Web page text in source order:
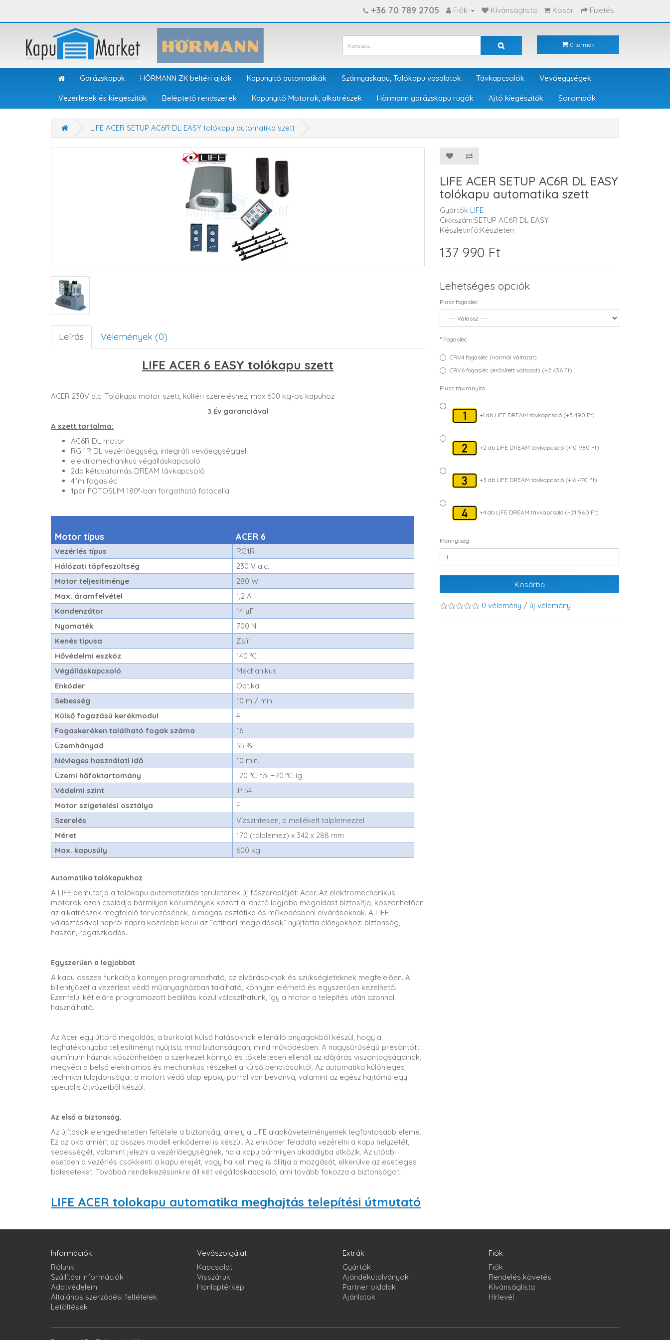
+36 70 789 2705 Fiók Kívánságlista Kosár Fizetés
0 termék
Garázskapuk HÖRMANN ZK beltéri ajtók Kapunyitó automatikák Szárnyaskapu, Tolókapu vasalatok Távkapcsolók Vevőegységek
Vezérlések és kiegészítők Beléptető rendszerek Kapunyitó Motorok, alkatrészek Hörmann garázskapu rugók Ajtó kiegészítők Sorompók
LIFE ACER SETUP AC6R DL EASY tolókapu automatika szett
Leírás Vélemények (0)
LIFE ACER 6 EASY tolókapu szett
ACER 230V a.c. Tolókapu motor szett, kültéri szereléshez, max 600 kg-os kapuhoz
3 Év garanciával
A szett tartalma:
AC6R DL motor
RG 1R DL vezérlőegység, integrált vevőegységgel
elektromechanikus végálláskapcsoló
2db kétcsatornás DREAM távkapcsoló
4fm fogasléc
1pár FOTOSLIM 180°-ban forgatható fotocella
Motor típus ACER 6
Vezérlés típus
RG1R
Hálózati tápfeszültség
230 V a.c.
Motor teljesítménye
280 W
Max. áramfelvétel
1,2 A
Kondenzátor
14 μF
Nyomaték
700 N
Kenés típusa
Zsír
Hővédelmi eszköz
140 °C
Végálláskapcsoló
Mechanikus
Enkóder
Optikai
Sebesség
10 m / min.
Külső fogazású kerékmodul
4
Fogaskeréken található fogak száma
16
Üzemhányad
35 %
Névleges használati idő
10 min.
Üzemi hőfoktartomány
-20 °C-tól +70 °C-ig
Védelmi szint
IP 54
Motor szigetelési osztálya
F
Szerelés
Vízszintesen, a mellékelt talplemezzel
Méret
170 (talplemez) x 342 x 288 mm
Max. kapusúly
600 kg
Automatika tolókapukhoz
A LIFE bemutatja a tolókapu automatizálás területének új főszereplőjét: Acer. Az elektromechanikus
motorok ezen családja bármilyen körülmények között a lehető legjobb megoldást biztosítja, köszönhetően
az alkatrészek megfelelő tervezésének, a magas esztétika és működésbeni elvárásoknak. A LIFE
választásával napról napra közelebb kerül az “otthoni megoldások” nyújtotta előnyökhöz: biztonság,
haszon, ragaszkodás.
Egyszerűen a legjobbat
A kapu összes funkciója könnyen programozható, az elvárásoknak és szükségleteknek megfelelően. A
billentyűzet a vezérlést védő műanyagházban található, könnyen elérhető és egyszerűen kezelhető.
Ezenfelül két előre programozott beállítás közül választhatunk, így a motor a telepítés után azonnal
használható.
Az Acer egy úttörő megoldás; a burkolat külső hatásoknak ellenálló anyagokból készül, hogy a
leghatékonyabb teljesítményt nyújtsa, mind biztonságban, mind működésben. A nagysűrűségű présöntött
alumínium háznak köszönhetően a szerkezet könnyű és tökéletesen ellenáll az időjárás viszontagságainak,
megvédi a belső elektromos és mechanikus részeket a külső behatásoktól. Az automatika különleges
technikai tulajdonságai: a motort védő alap epoxy porral van bevonva, valamint az egész hajtómű egy
speciális ötvözetből készül.
Az első a biztonság.
Az újítások elengedhetetlen feltétele a biztonság, amely a LIFE alapkövetelményeinek legfontosabb eleme.
Ez az oka amiért az összes modell enkóderrel is készül. Az enkóder feladata vezérelni a kapu helyzetét,
sebességét, valamint jelezni a vezérlőegységnek, ha a kapu bármilyen akadályba ütközik. Az utóbbi
esetben a vezérlés csökkenti a kapu erejét, vagy ha kell meg is állítja a mozgását, elkerülve az esetleges
baleseteket. Továbbá rendelkezésünkre áll két végálláskapcsoló, ami tovább fokozza a biztonságot.
LIFE ACER tolokapu automatika meghajtás telepítési útmutató
LIFE ACER SETUP AC6R DL EASY
tolókapu automatika szett
Gyártók LIFE
Cikkszám:SETUP AC6R DL EASY
Készletinfó:Készleten
137 990 Ft
Lehetséges opciók
Plusz fogasléc
Fogasléc
CRV4 fogasléc (normál változat)
CRV6 fogasléc (erősített változat) (+2 436 Ft)
Plusz távirányító
+1 db LIFE DREAM távkapcsoló (+5 490 Ft)
+2 db LIFE DREAM távkapcsoló (+10 980 Ft)
+3 db LIFE DREAM távkapcsoló (+16 470 Ft)
+4 db LIFE DREAM távkapcsoló (+21 960 Ft)
Mennyiség
Kosárba
0 vélemény / új vélemény
Információk
Rólunk
Szállítási információk
Adatvédelem
Általános szerződési feltételek
Letöltések
Vevőszolgálat
Kapcsolat
Visszáruk
Honlaptérkép
Extrák
Gyártók
Ajándékutalványok
Partner oldalak
Ajánlatok
Fiók
Fiók
Rendelés követés
Kívánságlista
Hírlevél